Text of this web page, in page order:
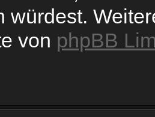
würdest.
von phpBB